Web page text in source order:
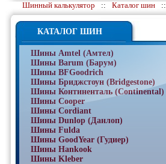
Шинный калькулятор :: Каталог шин ::
КАТАЛОГ ШИН
Шины Amtel (Амтел)
Шины Barum (Барум)
Шины BFGoodrich
Шины Бриджстоун (Bridgestone)
Шины Континенталь (Continental)
Шины Cooper
Шины Cordiant
Шины Dunlop (Данлоп)
Шины Fulda
Шины GoodYear (Гудиер)
Шины Hankook
Шины Kleber